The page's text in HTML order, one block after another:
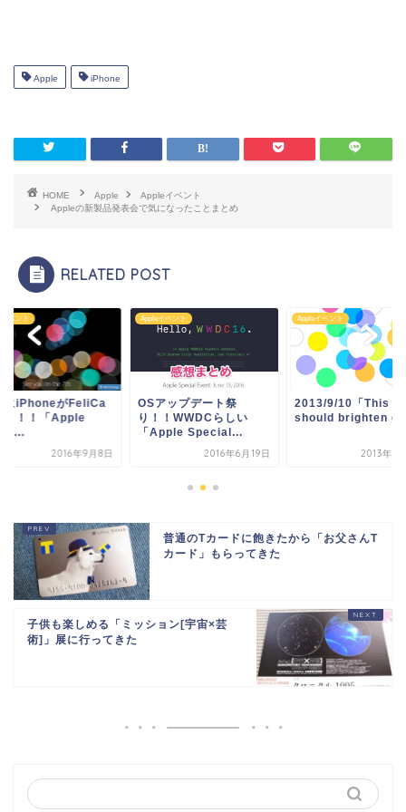
Apple iPhone
HOME Apple
Appleイベント
Appleの新製品発表会で気になったことまとめ
RELATED POST
ベント
にiPhoneがFeliCa
！！！「Apple
2016年9月8日
Appleイベント
OSアップデート祭
り！！WWDCらしい
「Apple Special...
2016年6月19日
Appleイベント
2013/9/10「This
should brighten
2013年10
普通のTカードに飽きたから「お父さんT
カード」もらってきた
子供も楽しめる「ミッション[宇宙×芸
術]」展に行ってきた